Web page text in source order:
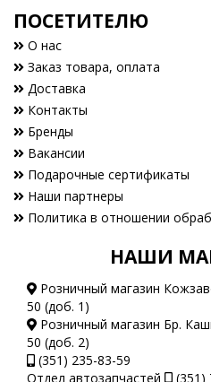
ПОСЕТИТЕЛЮ
О нас
Заказ товара, оплата
Доставка
Контакты
Бренды
Вакансии
Подарочные сертификаты
Наши партнеры
Политика в отношении
НАШИ
Розничный магазин
50 (доб. 1)
Розничный магазин Бр.
50 (доб. 2)
(351) 235-83-59
Отдел автозапчастей
(351)